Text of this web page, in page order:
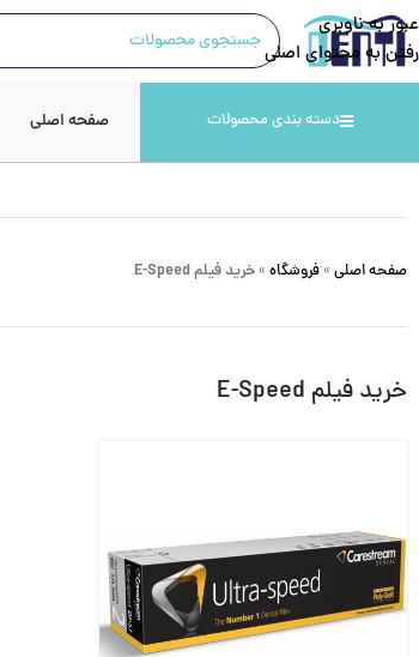
عبور به ناوبری
رفتن به محتوای اصلی
دسته بندی محصولات صفحه اصلی
صفحه اصلی » فروشگاه » خرید فیلم E-Speed
خرید فیلم E-Speed